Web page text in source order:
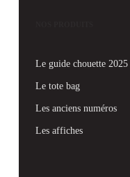
Le guide chouette 2025
Le tote bag
Les anciens numéros
Les affiches